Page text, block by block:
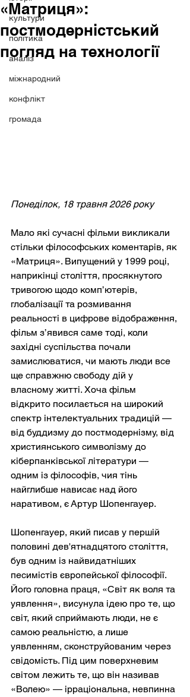
культури
політика
аналіз
міжнародний
конфлікт
громада
«Матриця»:
постмодерністський
погляд на технології
Понеділок, 18 травня 2026 року
Мало які сучасні фільми викликали
стільки філософських коментарів, як
«Матриця». Випущений у 1999 році,
наприкінці століття, просякнутого
тривогою щодо комп’ютерів,
глобалізації та розмивання
реальності в цифрове відображення,
фільм з’явився саме тоді, коли
західні суспільства почали
замислюватися, чи мають люди все
ще справжню свободу дій у
власному житті. Хоча фільм
відкрито посилається на широкий
спектр інтелектуальних традицій —
від буддизму до постмодернізму, від
християнського символізму до
кіберпанківської літератури —
одним із філософів, чия тінь
найглибше нависає над його
наративом, є Артур Шопенгауер.
Шопенгауер, який писав у першій
половині дев'ятнадцятого століття,
був одним із найвидатніших
песимістів європейської філософії.
Його головна праця, «Світ як воля та
уявлення», висунула ідею про те, що
світ, який сприймають люди, не є
самою реальністю, а лише
уявленням, сконструйованим через
свідомість. Під цим поверхневим
світом лежить те, що він називав
«Волею» — ірраціональна, невпинна